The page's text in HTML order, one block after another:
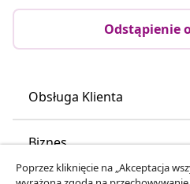
Odstąpienie
Obsługa Klienta
Biznes
Poprzez kliknięcie na „Akceptacja